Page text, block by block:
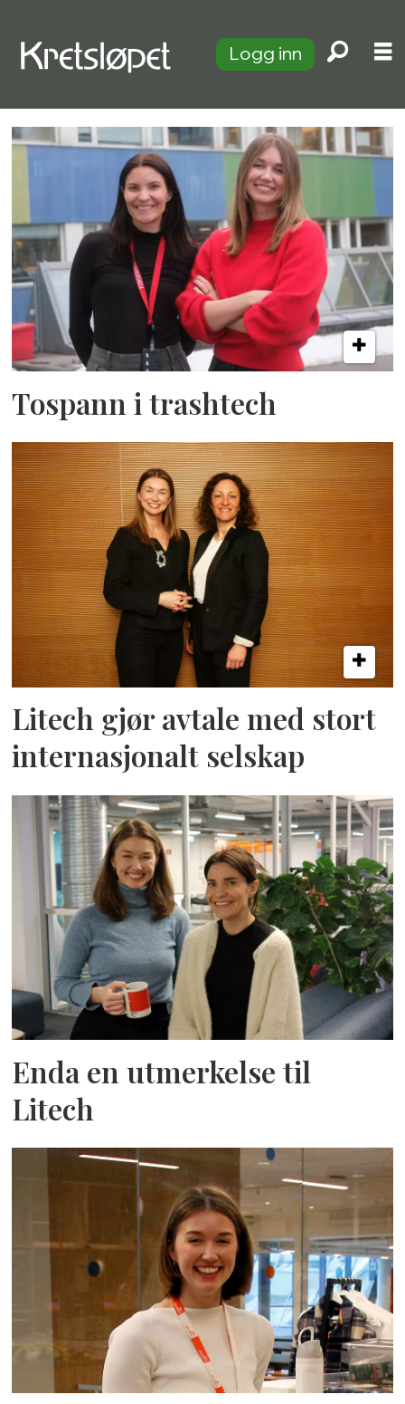
Logg inn
Tag:
sauar
Tospann i trashtech
Litech gjør avtale med stort
internasjonalt selskap
Enda en utmerkelse til
Litech